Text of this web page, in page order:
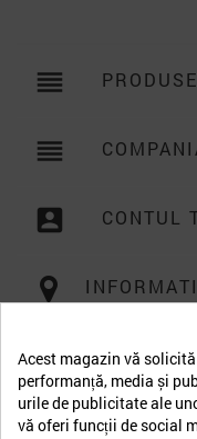
reorder
reorder
account_box CONTUL
Acest magazin vă
performanță, media și
urile de publicitate ale
vă oferi funcții de social